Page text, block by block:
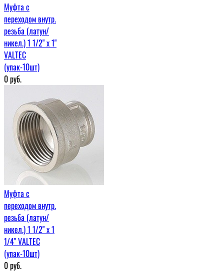
Муфта c
переходом внутр.
резьба (латун/
никел.) 1 1/2" х 1"
VALTEC
(упак-10шт)
0руб.
Муфта c
переходом внутр.
резьба (латун/
никел.) 1 1/2" х 1
1/4" VALTEC
(упак-10шт)
0руб.